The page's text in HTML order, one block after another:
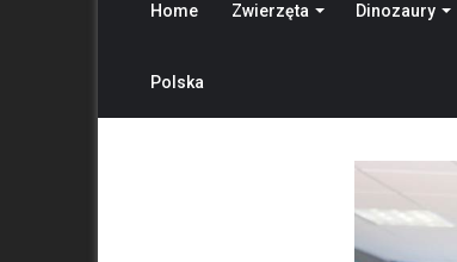
Home Zwierzęta Dinozaury
Polska